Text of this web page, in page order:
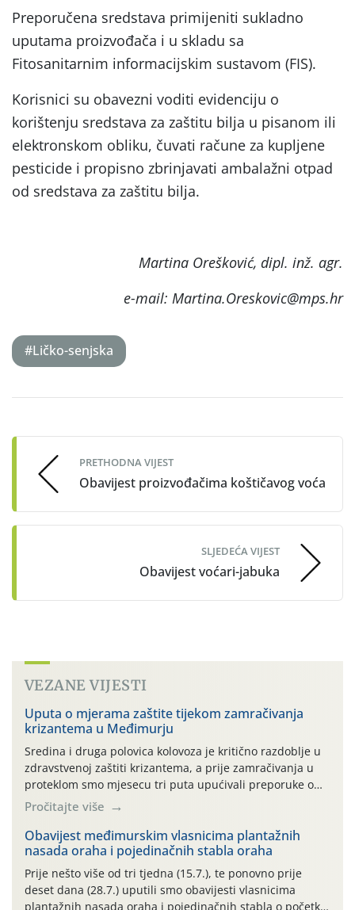
Preporučena sredstava primijeniti sukladno
uputama proizvođača i u skladu sa
Fitosanitarnim informacijskim sustavom (FIS).
Korisnici su obavezni voditi evidenciju o
korištenju sredstava za zaštitu bilja u pisanom ili
elektronskom obliku, čuvati račune za kupljene
pesticide i propisno zbrinjavati ambalažni otpad
od sredstava za zaštitu bilja.
Martina Orešković, dipl. inž. agr.
e-mail: Martina.Oreskovic@mps.hr
#Ličko-senjska
navigation
PRETHODNA VIJEST
Obavijest proizvođačima koštičavog voća
SLJEDEĆA VIJEST
Obavijest voćari-jabuka
VEZANE VIJESTI
Uputa o mjerama zaštite tijekom zamračivanja
krizantema u Međimurju
Sredina i druga polovica kolovoza je kritično razdoblje u
zdravstvenoj zaštiti krizantema, a prije zamračivanja u
proteklom smo mjesecu tri puta upućivali preporuke o
preventivnim mjerama zaštite krizantema od najčešćih
uzročnika bolesti, štetnika i fito-fagnih grinja (23.7., 14.7.,
06.7.)! Na početku ovog mjeseca je zabilježeno je
povijesno i ekstremno vruće meteorološko razdoblje, uz
najviše temperature […]
Pročitajte više
Obavijest međimurskim vlasnicima plantažnih
nasada oraha i pojedinačnih stabla oraha
Prije nešto više od tri tjedna (15.7.), te ponovno prije
deset dana (28.7.) uputili smo obavijesti vlasnicima
plantažnih nasada oraha i pojedinačnih stabla o početku